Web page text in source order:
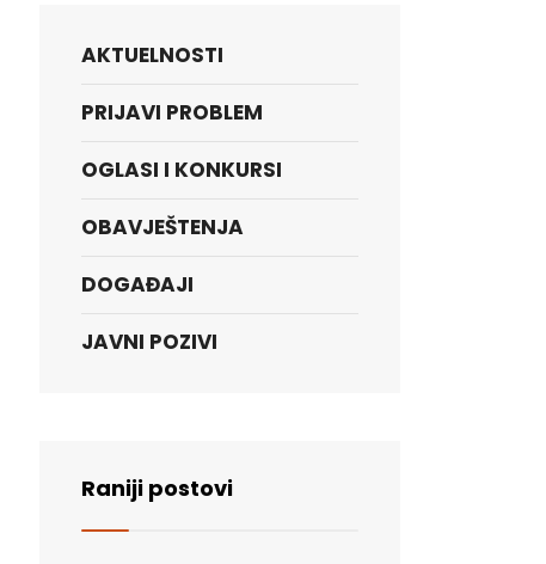
AKTUELNOSTI
PRIJAVI PROBLEM
OGLASI I KONKURSI
OBAVJEŠTENJA
DOGAĐAJI
JAVNI POZIVI
Raniji postovi